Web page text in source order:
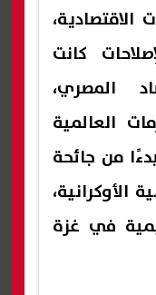
كانت
المصري،
العالمية
منذ عام 2020، بدءًا من جائحة
الأوكرانية،
في غزة